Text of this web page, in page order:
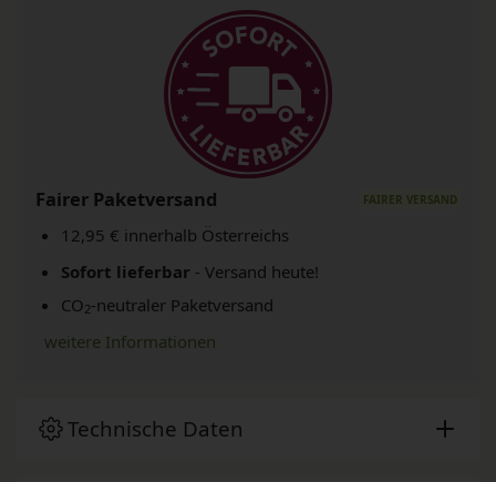
Fairer Paketversand
12,95 € innerhalb Österreichs
Sofort lieferbar - Versand heute!
CO2-neutraler Paketversand
weitere Informationen
Technische Daten